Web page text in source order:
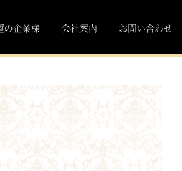
の企業様 会社案内 お問い合わせ